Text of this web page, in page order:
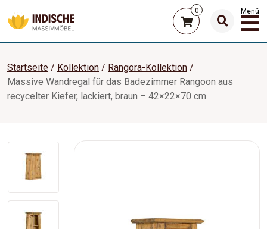
0 Menü
Startseite Kollektion
Rangora-Kollektion
Massive Wandregal für das Badezimmer Rangoon aus
recycelter Kiefer, lackiert, braun – 42×22×70 cm